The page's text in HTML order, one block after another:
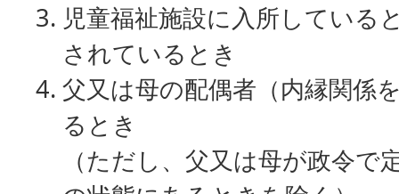
児童福祉施設に入所している
されているとき
父又は母の配偶者（内縁関係
るとき
（ただし、父又は母が政令で